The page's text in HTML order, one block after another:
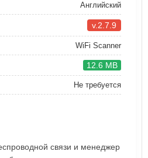
Английский
v.2.7.9
WiFi Scanner
12.6 MB
Не требуется
связи и менеджер